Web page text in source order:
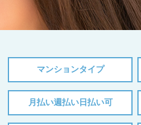
マンションタイプ
月払い週払い日払い可